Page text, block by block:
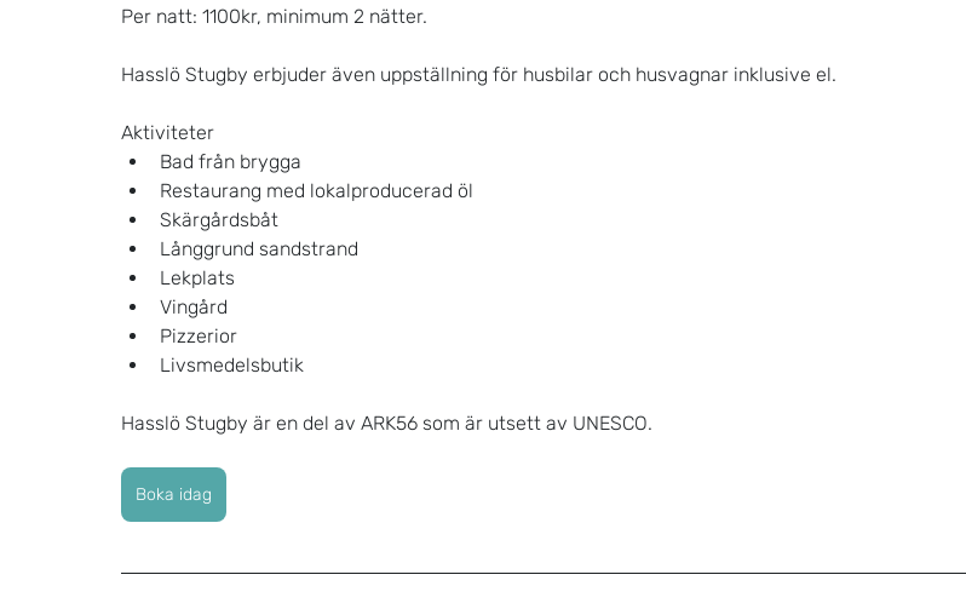
Per natt: 1100kr, minimum 2 nätter.
Hasslö Stugby erbjuder även uppställning för husbilar och husvagnar inklusive el.
Aktiviteter
Bad från brygga
Restaurang med lokalproducerad öl
Skärgårdsbåt
Långgrund sandstrand
Lekplats
Vingård
Pizzerior
Livsmedelsbutik
Hasslö Stugby är en del av ARK56 som är utsett av UNESCO.
Boka idag